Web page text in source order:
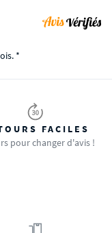
*
FACILES
pour changer d'avis !